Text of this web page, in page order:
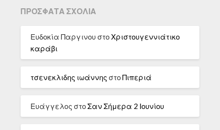
ΠΡΌΣΦΑΤΑ ΣΧΌΛΙΑ
Ευδοκία Παργινου στοΧριστουγεννιάτικο
καράβι
τσενεκλιδης ιωάννης στοΠιπεριά
Ευάγγελος στοΣαν Σήμερα 2 Ιουνίου